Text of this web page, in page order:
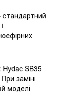
стандартний
Hydac SB35
заміні
моделі